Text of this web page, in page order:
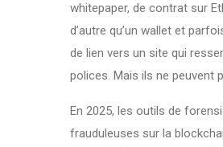
whitepaper, de contrat sur
d’autre qu’un wallet et
de lien vers un site qui
polices. Mais ils ne peuvent
En 2025, les outils de
frauduleuses sur la